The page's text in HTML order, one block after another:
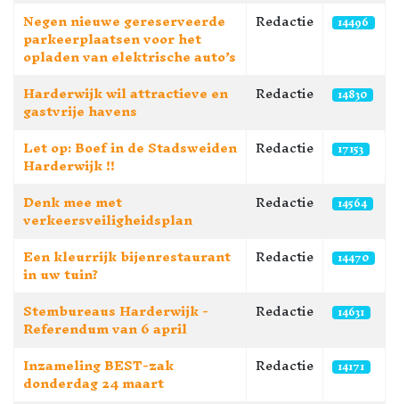
Negen nieuwe gereserveerde
parkeerplaatsen voor het
opladen van elektrische auto’s
Redactie 14496
Harderwijk wil attractieve en
gastvrije havens
Redactie 14830
Let op: Boef in de Stadsweiden
Harderwijk !!
Redactie 17153
Denk mee met
verkeersveiligheidsplan
Redactie 14564
Een kleurrijk bijenrestaurant
in uw tuin?
Redactie 14470
Stembureaus Harderwijk -
Referendum van 6 april
Redactie 14631
Inzameling BEST-zak
donderdag 24 maart
Redactie 14171